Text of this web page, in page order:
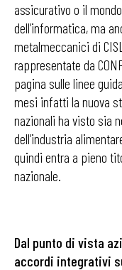
assicurativo o il
dell’informatica, ma
metalmeccanici di
rappresentate da
pagina sulle linee
mesi infatti la nuova
nazionali ha visto sia
dell’industria
quindi entra a pieno
nazionale.
Dal punto di vista
accordi integrativi